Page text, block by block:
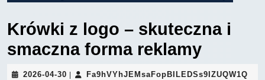
Krówki z logo – skuteczna i
smaczna forma reklamy
2026-04-30 2026-Fa9hVYhJEMsaFopBILEDSs9IZUQW1Q